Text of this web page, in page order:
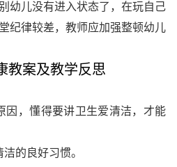
幼儿没有进入状态了，在玩自己
纪律较差，教师应加强整顿幼儿
教案及教学反思
因，懂得要讲卫生爱清洁，才能
的良好习惯。